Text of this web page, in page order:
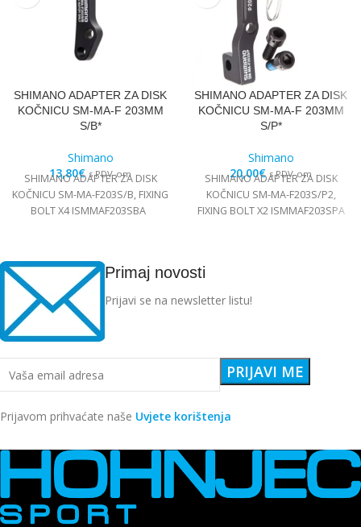
SHIMANO ADAPTER ZA DISK
KOČNICU SM-MA-F 203MM
S/B*
Shimano
13,80€ s PDV-om
SHIMANO ADAPTER ZA DISK
KOČNICU SM-MA-F203S/B, FIXING
BOLT X4 ISMMAF203SBA
SHIMANO ADAPTER ZA DISK
KOČNICU SM-MA-F 203MM
S/P*
Shimano
20,00€ s PDV-om
SHIMANO ADAPTER ZA DISK
KOČNICU SM-MA-F203S/P2,
FIXING BOLT X2 ISMMAF203SPA
Primaj novosti
Prijavi se na newsletter listu!
Prijavom prihvaćate naše Uvjete korištenja